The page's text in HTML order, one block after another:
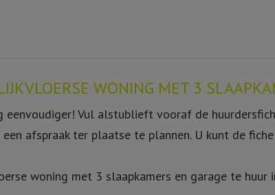
WONING MET 3
eenvoudiger! Vul alstublieft vooraf de
afspraak ter plaatse te plannen. U kunt de
woning met 3 slaapkamers en garage te